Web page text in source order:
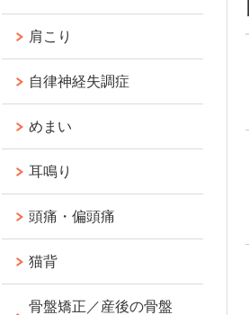
肩こり
自律神経失調症
めまい
耳鳴り
頭痛・偏頭痛
猫背
骨盤矯正／産後の骨盤